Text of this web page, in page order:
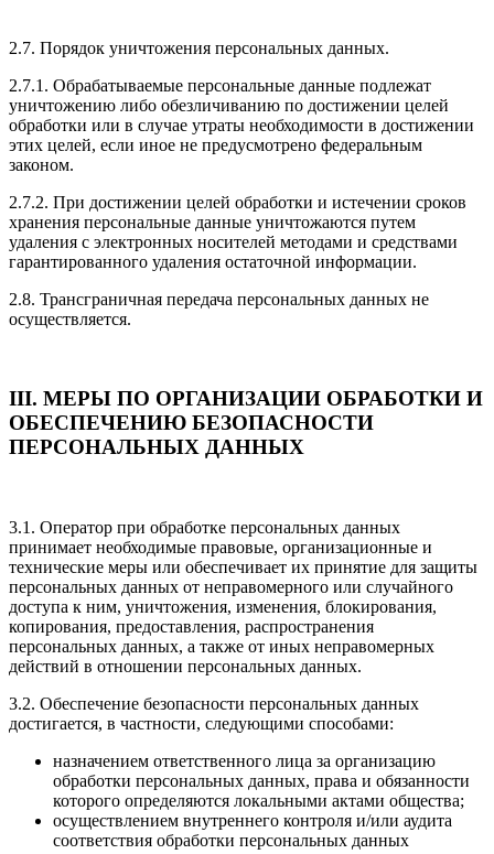
2.7. Порядок уничтожения персональных данных.
2.7.1. Обрабатываемые персональные данные подлежат
уничтожению либо обезличиванию по достижении целей
обработки или в случае утраты необходимости в достижении
этих целей, если иное не предусмотрено федеральным
законом.
2.7.2. При достижении целей обработки и истечении сроков
хранения персональные данные уничтожаются путем
удаления с электронных носителей методами и средствами
гарантированного удаления остаточной информации.
2.8. Трансграничная передача персональных данных не
осуществляется.
III. МЕРЫ ПО ОРГАНИЗАЦИИ ОБРАБОТКИ И
ОБЕСПЕЧЕНИЮ БЕЗОПАСНОСТИ
ПЕРСОНАЛЬНЫХ ДАННЫХ
3.1. Оператор при обработке персональных данных
принимает необходимые правовые, организационные и
технические меры или обеспечивает их принятие для защиты
персональных данных от неправомерного или случайного
доступа к ним, уничтожения, изменения, блокирования,
копирования, предоставления, распространения
персональных данных, а также от иных неправомерных
действий в отношении персональных данных.
3.2. Обеспечение безопасности персональных данных
достигается, в частности, следующими способами:
назначением ответственного лица за организацию
обработки персональных данных, права и обязанности
которого определяются локальными актами общества;
осуществлением внутреннего контроля и/или аудита
соответствия обработки персональных данных